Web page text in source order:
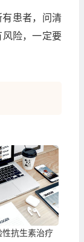
有患者，问清
险，一定要
抗生素治疗